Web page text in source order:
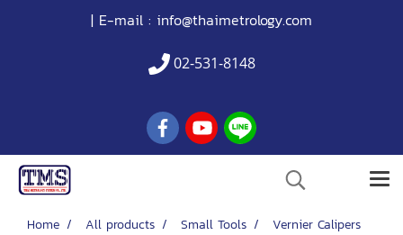
| E-mail : info@thaimetrology.com
02-531-8148
Home All products Small Tools
Vernier Calipers